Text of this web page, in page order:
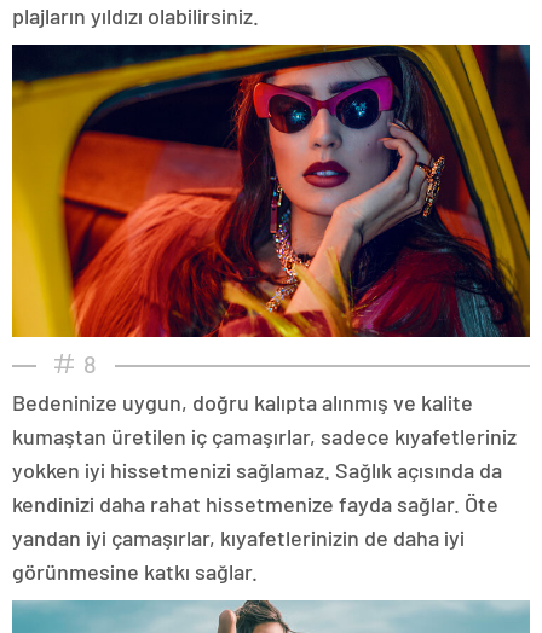
plajların yıldızı olabilirsiniz.
8
Bedeninize uygun, doğru kalıpta alınmış ve kalite
kumaştan üretilen iç çamaşırlar, sadece kıyafetleriniz
yokken iyi hissetmenizi sağlamaz. Sağlık açısında da
kendinizi daha rahat hissetmenize fayda sağlar. Öte
yandan iyi çamaşırlar, kıyafetlerinizin de daha iyi
görünmesine katkı sağlar.